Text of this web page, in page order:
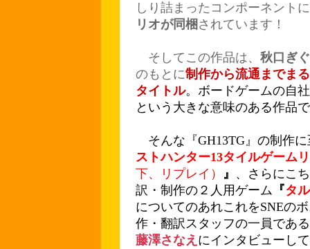
しり詰まったコンポーネント
リオが同梱 されています！
そしてこの作品は、 秋口ぎ
のもとに制作から流通までま
タイトル。ボードゲームの自
という大きな意味のある作品
そんな『GH13TG』の制作
ストハンター13タイルゲーム
下、リプレイ）
』 、さらにこ
訳・制作の２人用ゲーム 『タ
についてのあれこれをSNEの
作・翻訳スタッフの一員である
藤澤さなえ にインタビューし